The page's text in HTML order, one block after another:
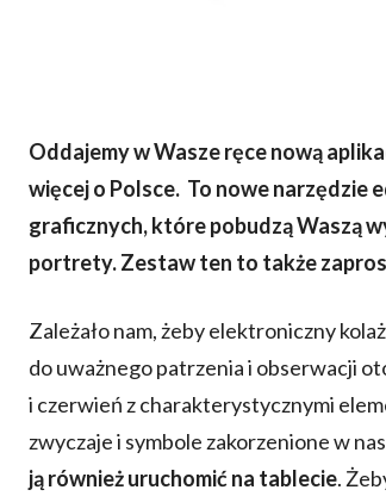
Oddajemy w Wasze ręce nową
więcej o Polsce. To nowe narzędzie
graficznych, które pobudzą Waszą
portrety. Zestaw ten to także
Zależało nam, żeby elektroniczny
do uważnego patrzenia i obserwacji
i czerwień z charakterystycznymi
zwyczaje i symbole zakorzenione w
ją również uruchomić na tablecie.